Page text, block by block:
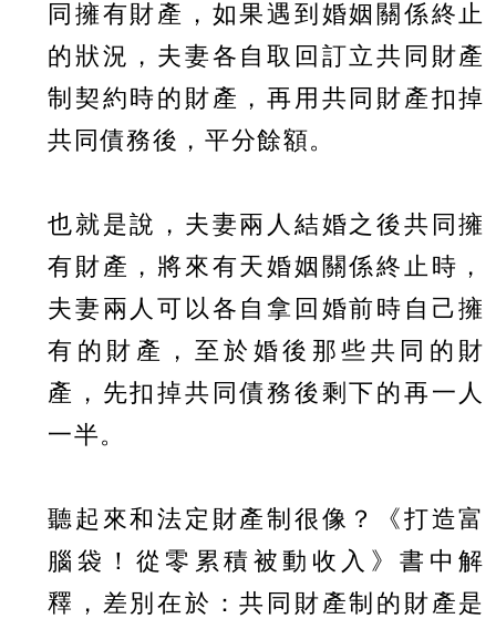
同擁有財產，如果遇到婚姻關係終止
的狀況，夫妻各自取回訂立共同財產
制契約時的財產，再用共同財產扣掉
共同債務後，平分餘額。
也就是說，夫妻兩人結婚之後共同擁
有財產，將來有天婚姻關係終止時，
夫妻兩人可以各自拿回婚前時自己擁
有的財產，至於婚後那些共同的財
產，先扣掉共同債務後剩下的再一人
一半。
聽起來和法定財產制很像？《打造富
腦袋！從零累積被動收入》書中解
釋，差別在於：共同財產制的財產是